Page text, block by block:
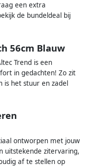
een extra
de bundeldeal bij
56cm Blauw
Trend is een
in gedachten! Zo zit
is het stuur en zadel
ontworpen met jouw
uitstekende zitervaring,
af te stellen op